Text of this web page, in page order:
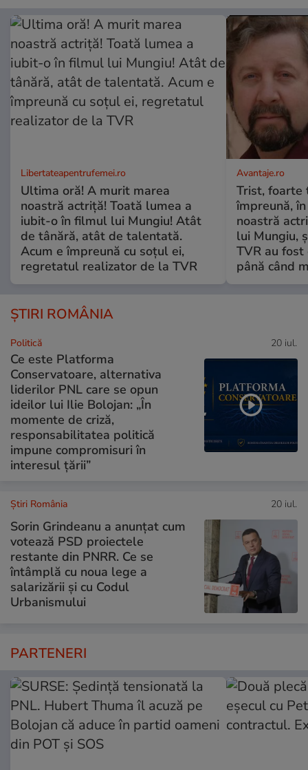
Libertateapentrufemei.ro
Ultima oră! A murit marea
noastră actriță! Toată lumea a
iubit-o în filmul lui Mungiu! Atât
de tânără, atât de talentată.
Acum e împreună cu soțul ei,
regretatul realizator de la TVR
Avantaje.ro
Trist, foarte
împreună,
noastră
lui Mungiu,
TVR au
până când
ȘTIRI ROMÂNIA
Politică 20 iul.
Ce este Platforma
Conservatoare, alternativa
liderilor PNL care se opun
ideilor lui Ilie Bolojan: „În
momente de criză,
responsabilitatea politică
impune compromisuri în
interesul țării”
Știri România 20 iul.
Sorin Grindeanu a anunțat cum
votează PSD proiectele
restante din PNRR. Ce se
întâmplă cu noua lege a
salarizării și cu Codul
Urbanismului
PARTENERI